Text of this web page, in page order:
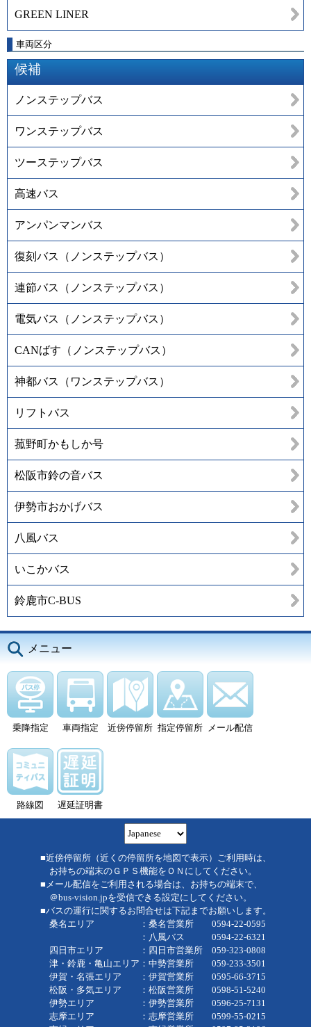
GREEN LINER
車両区分
候補
ノンステップバス
ワンステップバス
ツーステップバス
高速バス
アンパンマンバス
復刻バス（ノンステップバス）
連節バス（ノンステップバス）
電気バス（ノンステップバス）
CANばす（ノンステップバス）
神都バス（ワンステップバス）
リフトバス
菰野町かもしか号
松阪市鈴の音バス
伊勢市おかげバス
八風バス
いこかバス
鈴鹿市C-BUS
メニュー
乗降指定 車両指定 近傍停留所 指定停留所 メール配信
路線図 遅延証明書
■近傍停留所（近くの停留所を地図で表示）ご利用時は、
お持ちの端末のＧＰＳ機能をＯＮにしてください。
■メール配信をご利用される場合は、お持ちの端末で、
＠bus-vision.jpを受信できる設定にしてください。
■バスの運行に関するお問合せは下記までお願いします。
桑名エリア ：桑名営業所 0594-22-0595
：八風バス 0594-22-6321
四日市エリア ：四日市営業所 059-323-0808
津・鈴鹿・亀山エリア：中勢営業所 059-233-3501
伊賀・名張エリア ：伊賀営業所 0595-66-3715
松阪・多気エリア ：松阪営業所 0598-51-5240
伊勢エリア ：伊勢営業所 0596-25-7131
志摩エリア ：志摩営業所 0599-55-0215